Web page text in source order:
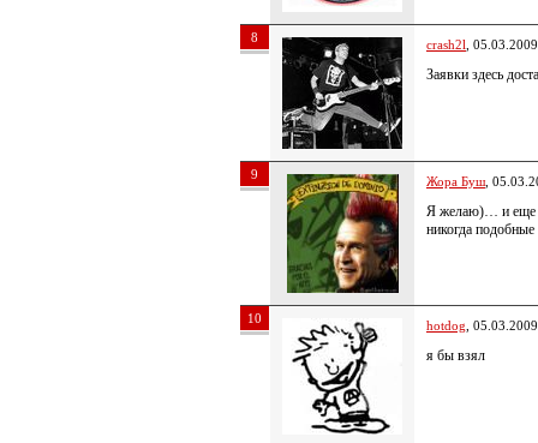
8 crash2l ,
Заявки здесь
9 Жора Буш ,
Я желаю)… и еще
никогда
10 hotdog ,
я бы взял